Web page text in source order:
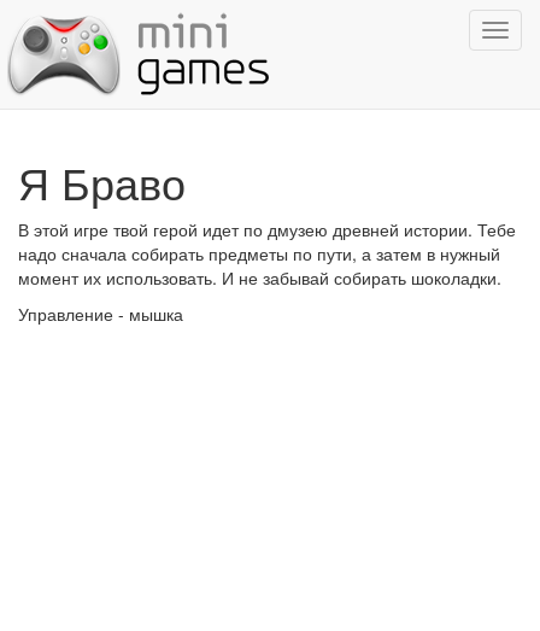
Я Браво
В этой игре твой герой идет по дмузею древней истории. Тебе
надо сначала собирать предметы по пути, а затем в нужный
момент их использовать. И не забывай собирать шоколадки.
Управление - мышка